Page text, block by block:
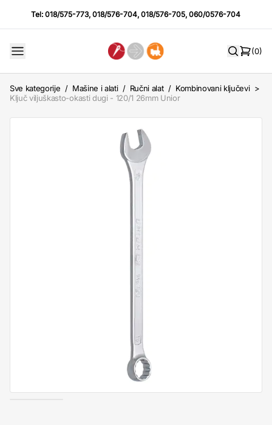
Tel:018/575-773,018/576-704,018/576-705,060/0576-704
(0)
Sve kategorije / Mašine i alati / Ručni alat / Kombinovani ključevi >
Ključ viljuškasto-okasti dugi - 120/1 26mm Unior